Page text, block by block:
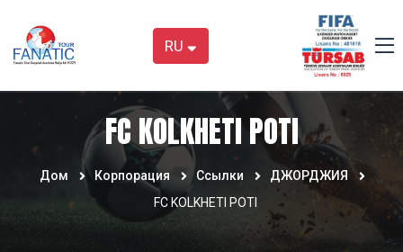
RU
FC KOLKHETI POTI
Дом Корпорация Ссылки
ДЖОРДЖИЯ
FC KOLKHETI POTI